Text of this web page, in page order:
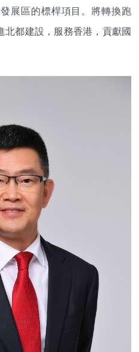
展區的標桿項目。將轉換跑
都建設，服務香港，貢獻國